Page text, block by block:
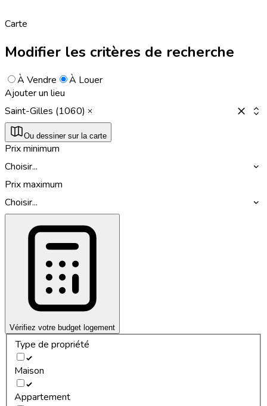
Carte
Modifier les critères de recherche
À Vendre
À Louer
Ajouter un lieu
Saint-Gilles (1060)
Ou dessiner sur la carte
Prix minimum
Choisir...
Prix maximum
Choisir...
Vérifiez votre budget logement
Type de propriété
Maison
Appartement